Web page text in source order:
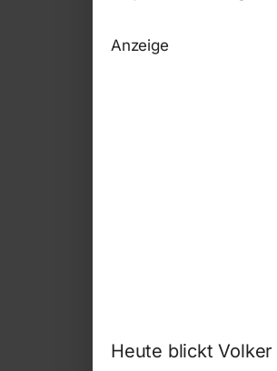
Anzeige
Heute blickt